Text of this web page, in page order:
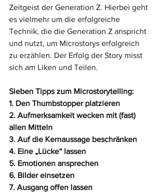
Zeitgeist der Generation Z. Hierbei geht
es vielmehr um die erfolgreiche
Technik, die die Generation Z anspricht
und nutzt, um Microstorys erfolgreich
zu erzählen. Der Erfolg der Story misst
sich am Liken und Teilen.
Sieben Tipps zum Microstorytelling:
1. Den Thumbstopper platzieren
2. Aufmerksamkeit wecken mit (fast)
allen Mitteln
3. Auf die Kernaussage beschränken
4. Eine „Lücke“ lassen
5. Emotionen ansprechen
6. Bilder einsetzen
7. Ausgang offen lassen